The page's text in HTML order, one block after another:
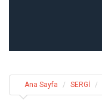
Ana Sayfa SERGİ